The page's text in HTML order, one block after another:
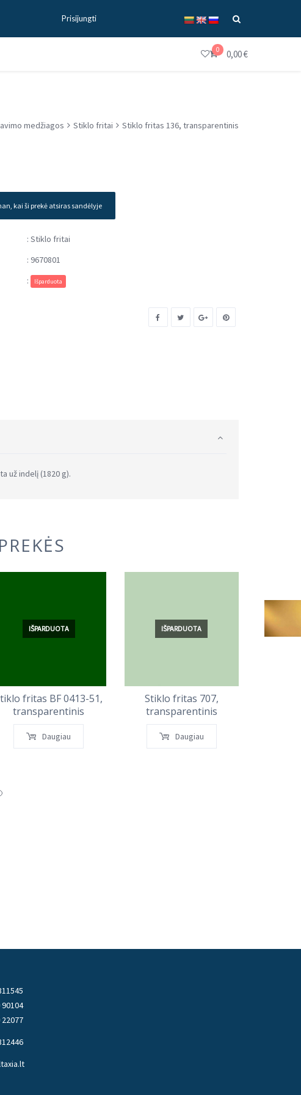
Prisijungti
0 0,00€
medžiagos Stiklo fritai Stiklo fritas 136, transparentinis
kai ši prekė atsiras sandėlyje
: Stiklo fritai
: 9670801
: Išparduota
už indelį (1820 g).
IŠPARDUOTA
fritas BF 0413-51,
transparentinis
Daugiau
IŠPARDUOTA
Stiklo fritas 707,
transparentinis
Daugiau
90104
22077